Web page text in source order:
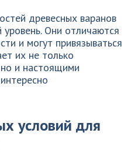
древесных варанов
Они отличаются
и могут привязываться
их не только
и настоящими
условий для